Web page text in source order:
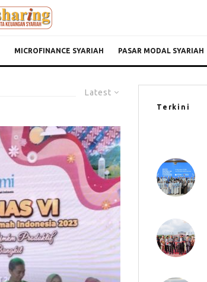
MICROFINANCE SYARIAH PASAR MODAL SYARIAH
Latest
Terkini